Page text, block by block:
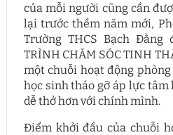
của mỗi người cũng cần
lại trước thềm năm mới,
Trường THCS Bạch
TRÌNH CHĂM SÓC TINH
một chuỗi hoạt động
học sinh tháo gỡ áp lực tâm
dễ thở hơn với chính mình.
Điểm khởi đầu của chuỗi